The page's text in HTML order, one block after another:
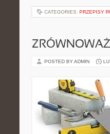
CATEGORIES: PRZEPISY
POSTED BY ADMIN